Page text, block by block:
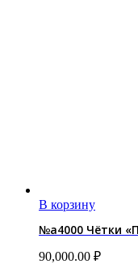
В корзину
№a4000 Чётки
90,000.00 ₽